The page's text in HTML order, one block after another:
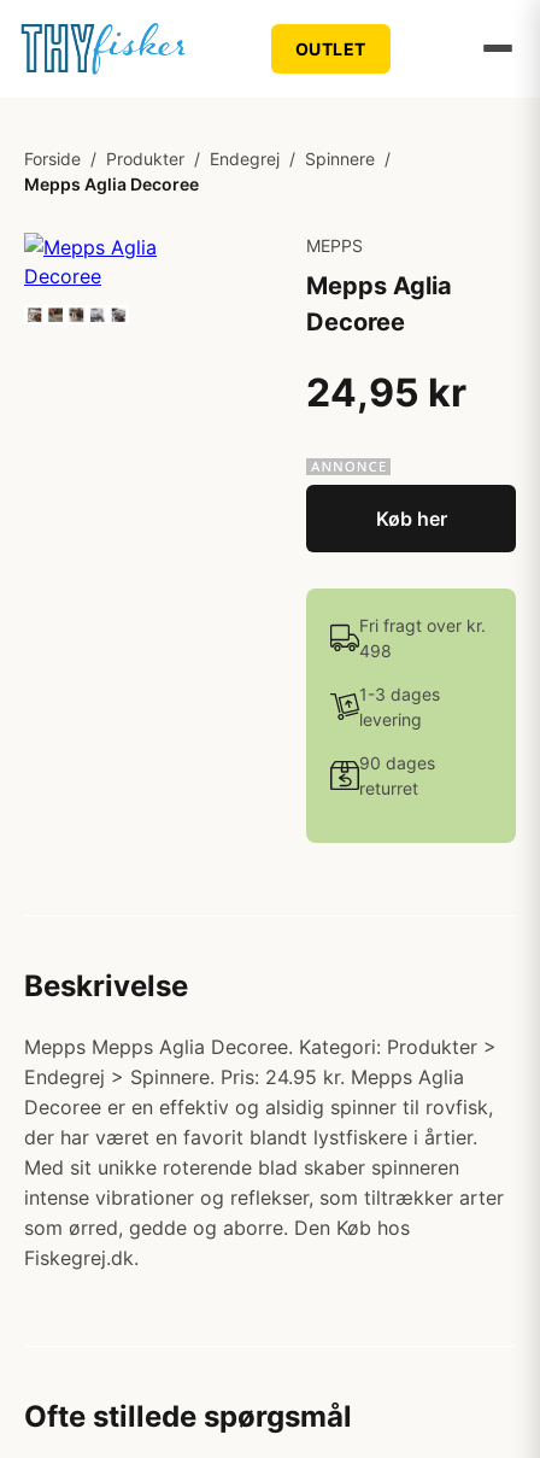
OUTLET
Forside / Produkter / Endegrej / Spinnere /
Mepps Aglia Decoree
MEPPS
Mepps Aglia
Decoree
24,95 kr
Køb her
Fri fragt over kr.
498
1-3 dages
levering
90 dages
returret
Beskrivelse
Mepps Mepps Aglia Decoree. Kategori: Produkter >
Endegrej > Spinnere. Pris: 24.95 kr. Mepps Aglia
Decoree er en effektiv og alsidig spinner til rovfisk,
der har været en favorit blandt lystfiskere i årtier.
Med sit unikke roterende blad skaber spinneren
intense vibrationer og reflekser, som tiltrækker arter
som ørred, gedde og aborre. Den Køb hos
Fiskegrej.dk.
Ofte stillede spørgsmål